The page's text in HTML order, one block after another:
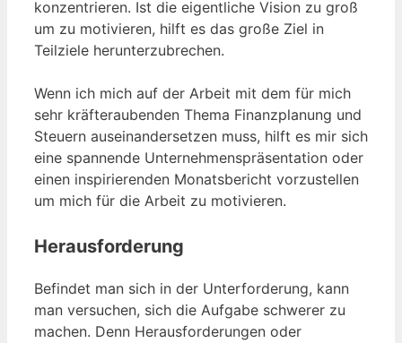
konzentrieren. Ist die eigentliche Vision zu groß
um zu motivieren, hilft es das große Ziel in
Teilziele herunterzubrechen.
Wenn ich mich auf der Arbeit mit dem für mich
sehr kräfteraubenden Thema Finanzplanung und
Steuern auseinandersetzen muss, hilft es mir sich
eine spannende Unternehmenspräsentation oder
einen inspirierenden Monatsbericht vorzustellen
um mich für die Arbeit zu motivieren.
Herausforderung
Befindet man sich in der Unterforderung, kann
man versuchen, sich die Aufgabe schwerer zu
machen. Denn Herausforderungen oder